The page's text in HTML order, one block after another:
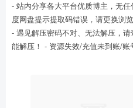
- 站内分享各大平台优质博主，无
度网盘提示提取码错误，请更换浏
- 遇见解压密码不对、无法解压，请
能解压！ - 资源失效/充值未到账/